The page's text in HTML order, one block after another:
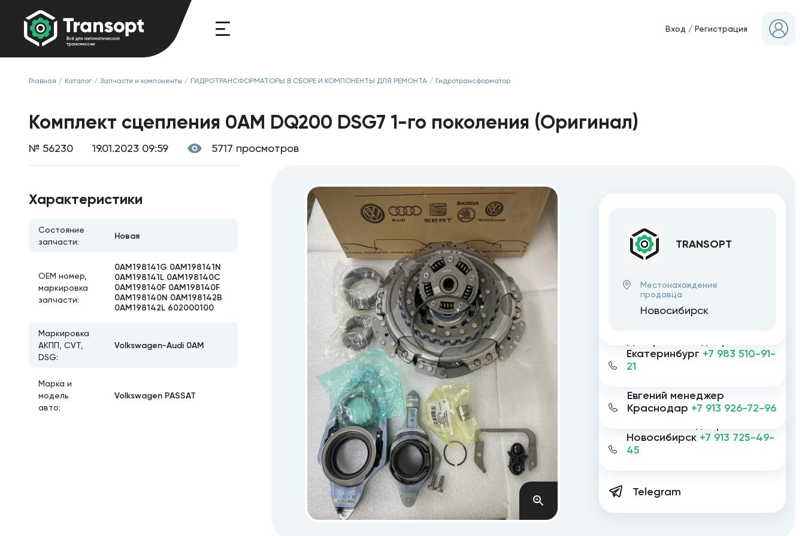
Вход /Регистрация
Главная / Каталог / Запчасти и компоненты / ГИДРОТРАНСФОРМАТОРЫ В СБОРЕ И КОМПОНЕНТЫ ДЛЯ РЕМОНТА / Гидротрансформатор
Комплект сцепления 0AM DQ200 DSG7 1-го поколения (Оригинал)
№ 56230 19.01.2023 09:59 5717 просмотров
Характеристики
Состояние
запчасти:
Новая
ОЕМ номер,
маркировка
запчасти:
0AM198141G 0AM198141N
0AM198141L 0AM198140C
0AM198140F 0AM198140F
0AM198140N 0AM198142B
0AM198142L 602000100
Маркировка
АКПП, CVT,
DSG:
Volkswagen-Audi 0AM
Марка и
модель
авто:
Volkswagen PASSAT
Telegram
Новосибирск +7 913 725-49-
45
Евгений менеджер
Краснодар +7 913 926-72-96
Екатеринбург +7 983 510-91-
21
TRANSOPT
Местонахождение
продавца
Новосибирск